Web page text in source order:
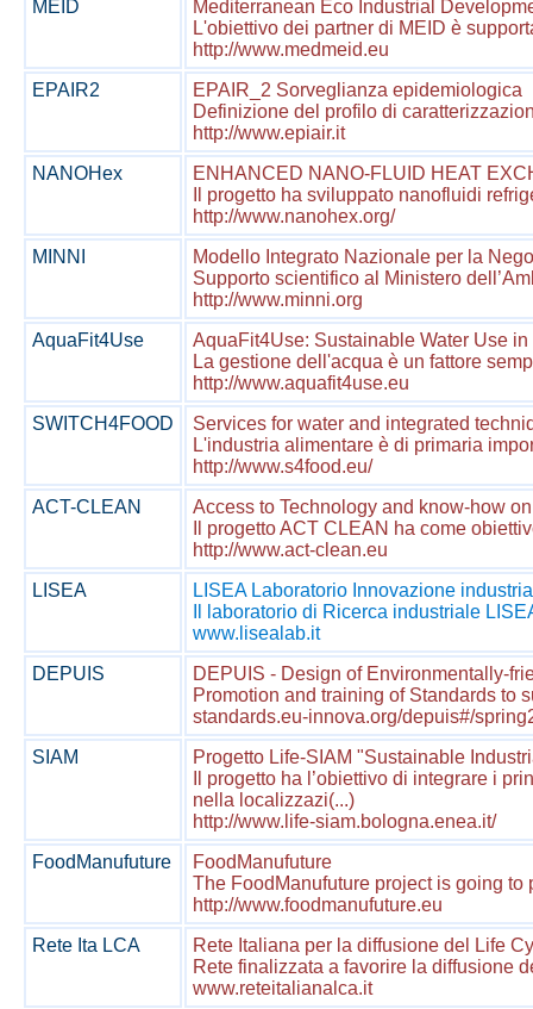
MEID
Mediterranean Eco Industrial
L'obiettivo dei partner di MEID è
http://www.medmeid.eu
EPAIR2
EPAIR_2 Sorveglianza epidemiologica
Definizione del profilo di
http://www.epiair.it
NANOHex
ENHANCED NANO-FLUID HEAT
Il progetto ha sviluppato nanofluidi
http://www.nanohex.org/
MINNI
Modello Integrato Nazionale per la
Supporto scientifico al Ministero
http://www.minni.org
AquaFit4Use
AquaFit4Use: Sustainable Water Use in
La gestione dell'acqua è un fattore
http://www.aquafit4use.eu
SWITCH4FOOD
Services for water and integrated
L'industria alimentare è di primaria
http://www.s4food.eu/
ACT-CLEAN
Access to Technology and know-how
Il progetto ACT CLEAN ha come
http://www.act-clean.eu
LISEA
LISEA Laboratorio Innovazione
Il laboratorio di Ricerca industriale
www.lisealab.it
DEPUIS
DEPUIS - Design of Environmentally-
Promotion and training of Standards to
standards.eu-innova.org/depuis#/
SIAM
Progetto Life-SIAM "Sustainable
Il progetto ha l’obiettivo di integrare i
nella localizzazi(...)
http://www.life-siam.bologna.enea.it/
FoodManufuture
FoodManufuture
The FoodManufuture project is going
http://www.foodmanufuture.eu
Rete Ita LCA
Rete Italiana per la diffusione del Life
Rete finalizzata a favorire la diffusione
www.reteitalianalca.it